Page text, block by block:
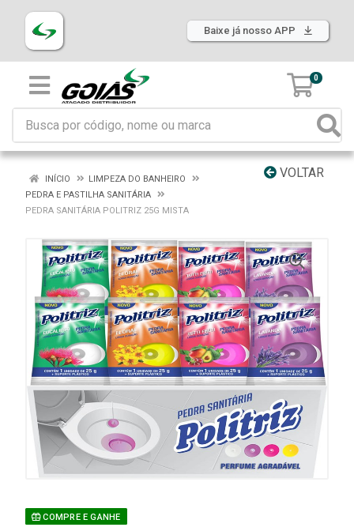
Baixe já nosso APP
0
VOLTAR
INÍCIO
LIMPEZA DO BANHEIRO
PEDRA E PASTILHA SANITÁRIA
PEDRA SANITÁRIA POLITRIZ 25G MISTA
COMPRE E GANHE